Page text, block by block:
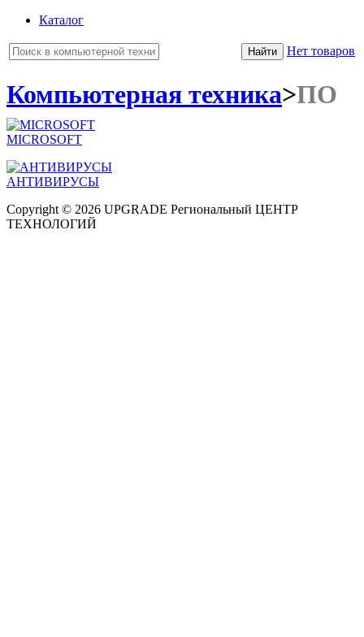
Каталог
Нет товаров
Компьютерная техника>ПО
MICROSOFT
АНТИВИРУСЫ
Copyright © 2026 UPGRADE Региональный ЦЕНТР
ТЕХНОЛОГИЙ